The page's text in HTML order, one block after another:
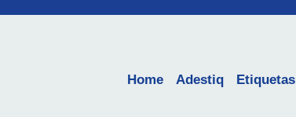
Home Adestiq Etiquetas